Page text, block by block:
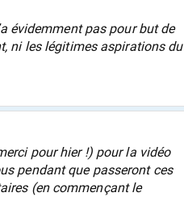
évidemment pas pour but de
ni les légitimes aspirations du
pour hier !) pour la vidéo
pendant que passeront ces
(en commençant le